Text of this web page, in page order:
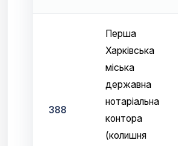
388
Перша
Харківська
міська
державна
нотаріальна
контора
(колишня